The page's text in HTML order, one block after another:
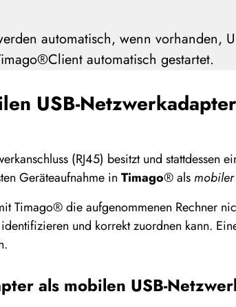
automatisch, wenn vorhanden,
automatisch gestartet.
USB-
(RJ45) besitzt und stattdessen
Geräteaufnahme in Timago® als
Timago® die aufgenommenen Rechner
und korrekt zuordnen kann.
als mobilen USB-